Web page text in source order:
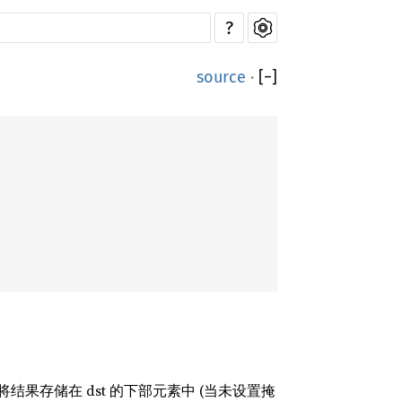
?
source · [−]
结果存储在 dst 的下部元素中 (当未设置掩